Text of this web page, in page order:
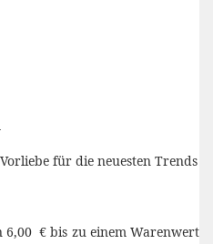
für die neuesten Trends
6,00 € bis zu einem Warenwert